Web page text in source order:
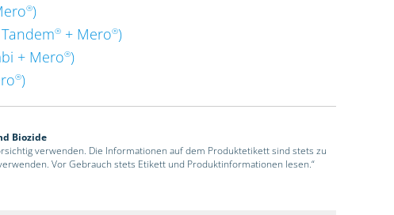
®)
Tandem® + Mero®)
+ Mero®)
®)
Biozide
verwenden. Die Informationen auf dem Produktetikett sind stets zu
Vor Gebrauch stets Etikett und Produktinformationen lesen.“